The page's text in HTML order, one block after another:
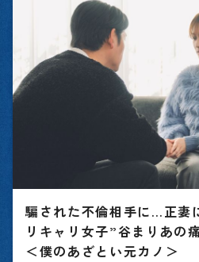
騙された不倫相手に…正妻
リキャリ女子”谷まりあの
＜僕のあざとい元カノ＞